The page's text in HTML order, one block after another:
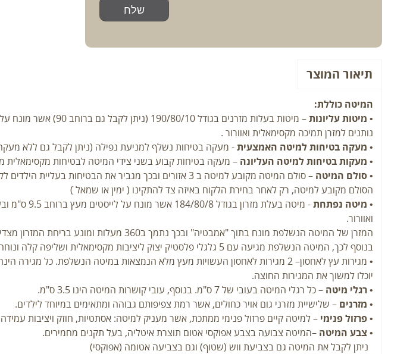
שלח
תיאור המוצר
המיטה כוללת:
• מיטות עליונות
נותנים למזרן תמיכה מקסימאלית ואוורור .
• מעקה בטיחות למיטה האמצעית- מעקה בטיחות נשלף למניעת נפילה (ניתן לקבל גם ללא
• מעקות בטיחות למיטה העליונה – מעקה בטיחות קבוע בשני צידי המיטה לבטיחות מקסימאלית
•סולם המיטה – סולם המיטה מקובע למיטה ב 3 אזורים ובכך מגביר את הבטיחות בעליית הילדים לקומה השנייה.
הסולם מקובע למיטה, רק לאחר בחירת הלקוח באיזה צד להתקינו ( ימין או שמאל )
• מיטה נפתחת
ואוורור.
המזרן של המיטה הנשלפת מונח בתוך "אמבטיה" ובכך נתמך ב360 מעלות ומונע בריחת המזרון מצדי המיטה.
בנוסף לכך, המיטה הנשלפת מגיעה עם 5 גלגלי פלסטיק יצוק ליציבות מקסימאלית ושליפה קלה ונוחה של המיטה.
יוכלו למשוך את המגירות החוצה.
•רגלי מיטה – כל רגלי המיטה בעובי של 7 ס"מ. בנוסף, עובי קושרות המיטה הינו 3.5 ס"מ.
• מזרנים – שלישיית מזרני גום אויר כחולים, אשר רמת צפיפותם גבוהה ומתאימים במיוחד לילדים.
•פרזול פנימי – למיטה קיים פרזול פנימי ממתכת, אשר מעניק למיטה: אסתטיות, חוזק ויציבות
•צבע המיטה –המיטה צבועה בצבע אפוקסי אטום תוצרת איטליה, בעל תקנים מחמירים.
ניתן לקבל את המיטה גם בצביעת ווש (שטוף) וגם בצביעה אטומה (אפוקסי)